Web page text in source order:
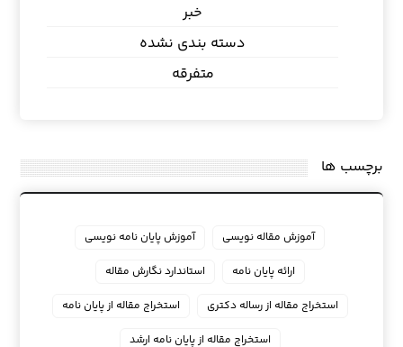
خبر
دسته بندی نشده
متفرقه
برچسب ها
آموزش مقاله نویسی
آموزش پایان نامه نویسی
ارائه پایان نامه
استاندارد نگارش مقاله
استخراج مقاله از رساله دکتری
استخراج مقاله از پایان نامه
استخراج مقاله از پایان نامه ارشد